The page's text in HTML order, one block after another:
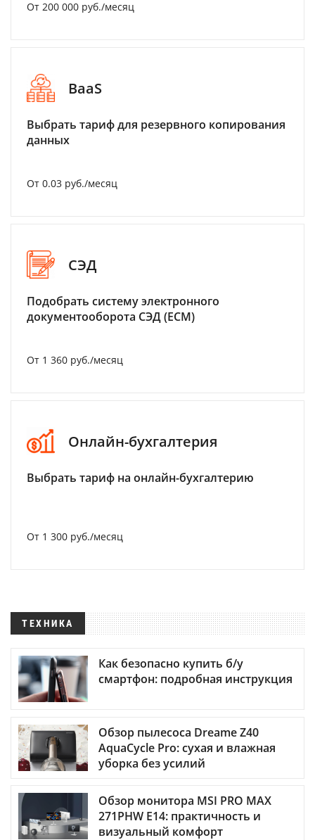
От 200 000 руб./месяц
BaaS
Выбрать тариф для резервного копирования
данных
От 0.03 руб./месяц
СЭД
Подобрать систему электронного
документооборота СЭД (ECM)
От 1 360 руб./месяц
Онлайн-бухгалтерия
Выбрать тариф на онлайн-бухгалтерию
От 1 300 руб./месяц
ТЕХНИКА
Как безопасно купить б/у
смартфон: подробная инструкция
Обзор пылесоса Dreame Z40
AquaCycle Pro: сухая и влажная
уборка без усилий
Обзор монитора MSI PRO MAX
271PHW E14: практичность и
визуальный комфорт